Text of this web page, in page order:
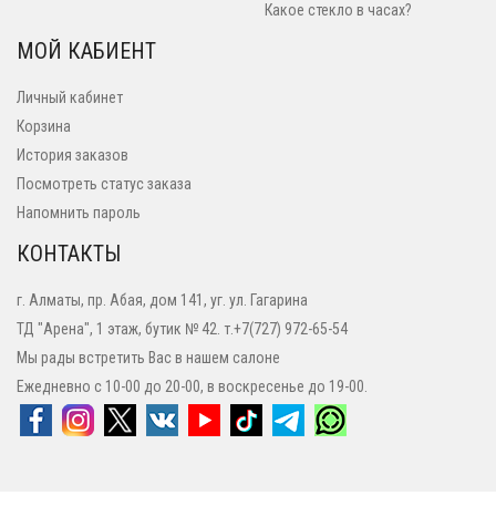
Какое стекло в часах?
МОЙ КАБИЕНТ
Личный кабинет
Корзина
История заказов
Посмотреть статус заказа
Напомнить пароль
КОНТАКТЫ
г. Алматы, пр. Абая, дом 141, уг. ул. Гагарина
ТД "Арена", 1 этаж, бутик № 42. т.+7(727) 972-65-54
Мы рады встретить Вас в нашем салоне
Ежедневно с 10-00 до 20-00, в воскресенье до 19-00.